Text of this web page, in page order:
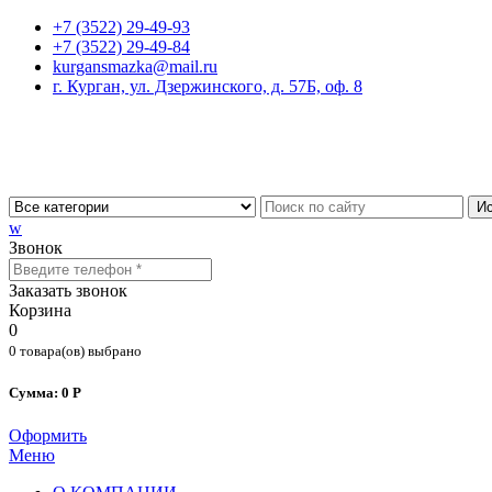
+7 (3522) 29-49-93
+7 (3522) 29-49-84
kurgansmazka@mail.ru
г. Курган, ул. Дзержинского, д. 57Б, оф. 8
w
Звонок
Заказать звонок
Корзина
0
0 товара(ов) выбрано
Сумма: 0 Р
Оформить
Меню